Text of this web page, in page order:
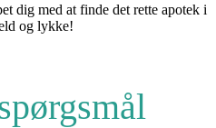
dig med at finde det rette apotek i
og lykke!